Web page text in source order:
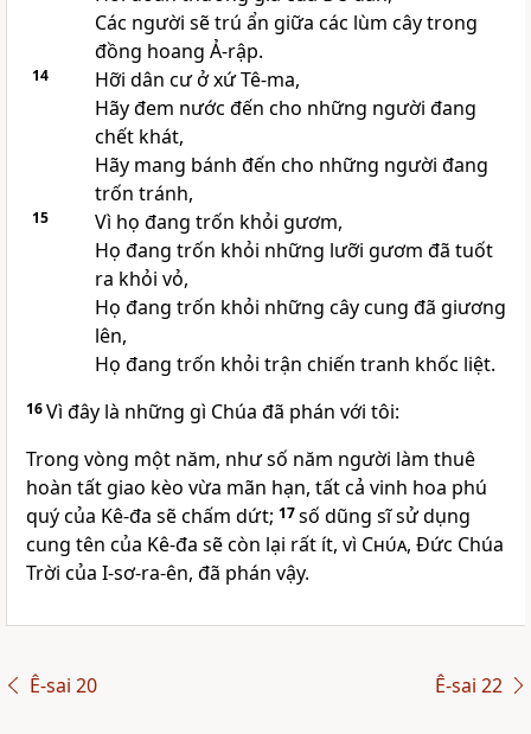
Các người sẽ trú ẩn giữa các lùm cây trong
đồng hoang Ả-rập.
14
Hỡi dân cư ở xứ Tê-ma,
Hãy đem nước đến cho những người đang
chết khát,
Hãy mang bánh đến cho những người đang
trốn tránh,
15
Vì họ đang trốn khỏi gươm,
Họ đang trốn khỏi những lưỡi gươm đã tuốt
ra khỏi vỏ,
Họ đang trốn khỏi những cây cung đã giương
lên,
Họ đang trốn khỏi trận chiến tranh khốc liệt.
16Vì đây là những gì Chúa đã phán với tôi:
Trong vòng một năm, như số năm người làm thuê
hoàn tất giao kèo vừa mãn hạn, tất cả vinh hoa phú
quý của Kê-đa sẽ chấm dứt; 17số dũng sĩ sử dụng
cung tên của Kê-đa sẽ còn lại rất ít, vì Chúa, Ðức Chúa
Trời của I-sơ-ra-ên, đã phán vậy.
Ê-sai 20 Ê-sai 22